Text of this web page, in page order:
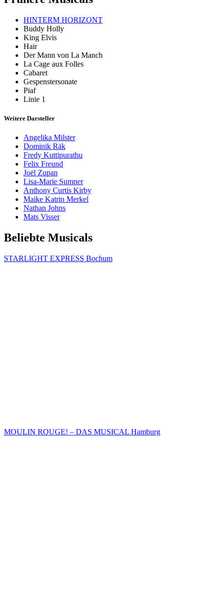
HINTERM HORIZONT
Buddy Holly
King Elvis
Hair
Der Mann von La Manch
La Cage aux Folles
Cabaret
Gespenstersonate
Piaf
Linie 1
Weitere Darsteller
Angelika Milster
Dominik Räk
Fredy Kuttipurathu
Felix Freund
Joël Zupan
Lisa-Marie Sumner
Anthony Curtis Kirby
Maike Katrin Merkel
Nathan Johns
Mats Visser
Beliebte Musicals
STARLIGHT EXPRESS Bochum
MOULIN ROUGE! – DAS MUSICAL Hamburg